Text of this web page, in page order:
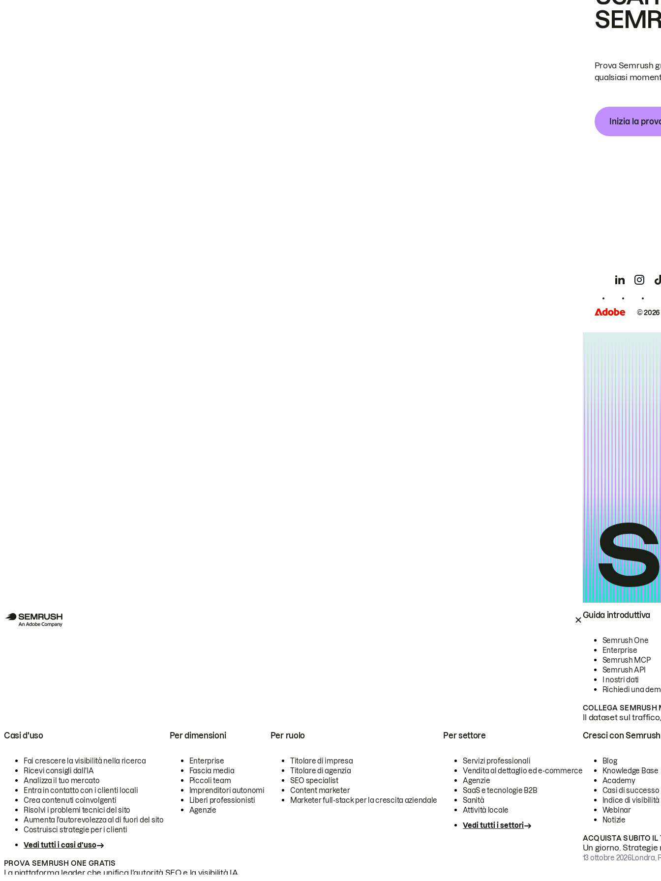
Guida introduttiva
Semrush One
Enterprise
Semrush MCP
Semrush API
I nostri dati
Richiedi una
COLLEGA SEMRUSH
Il dataset sul
Casi d'uso
Fai crescere la visibilità nella ricerca
Ricevi consigli dall'IA
Analizza il tuo mercato
Entra in contatto con i clienti locali
Crea contenuti coinvolgenti
Risolvi i problemi tecnici del sito
Aumenta l'autorevolezza al di fuori del sito
Costruisci strategie per i clienti
Vedi tutti i casi d'uso
Per dimensioni
Enterprise
Fascia media
Piccoli team
Imprenditori autonomi
Liberi professionisti
Agenzie
Per ruolo
Titolare di impresa
Titolare di agenzia
SEO specialist
Content marketer
Marketer full-stack per la crescita aziendale
Per settore
Servizi professionali
Vendita al dettaglio ed e-commerce
Agenzie
SaaS e tecnologie B2B
Sanità
Attività locale
Vedi tutti i settori
PROVA SEMRUSH ONE GRATIS
La piattaforma leader che unifica l'autorità SEO e la visibilità IA.
Cresci con Semrush
Blog
Knowledge Base
Academy
Casi di successo
Indice di visibilità
Webinar
Notizie
ACQUISTA SUBITO IL
Un giorno.
13 ottobre 2026Londra,
Prova Semrush
qualsiasi
Inizia la
©